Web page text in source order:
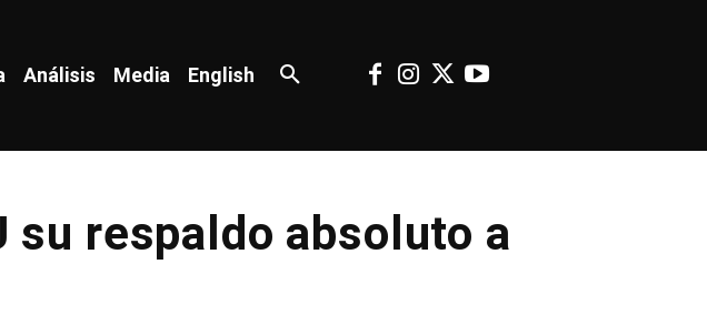
Análisis Media English
su respaldo absoluto a